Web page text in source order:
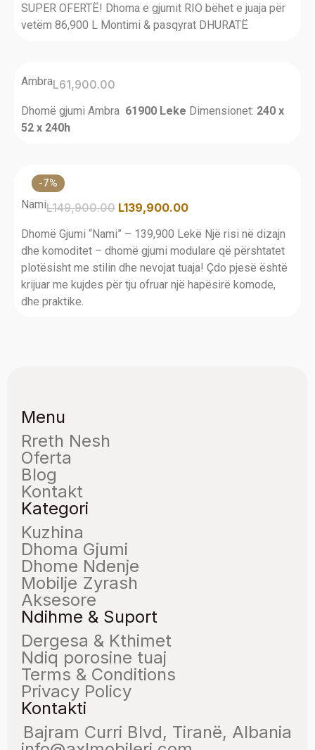
SUPER OFERTË! Dhoma e gjumit RIO bëhet e juaja për
vetëm 86,900 L Montimi & pasqyrat DHURATË
AmbraL61,900.00
Dhomë gjumi Ambra 61900 Leke Dimensionet: 240 x
52 x 240h
-7%
NamiL149,900.00 L139,900.00
Dhomë Gjumi “Nami” – 139,900 Lekë Një risi në dizajn
dhe komoditet – dhomë gjumi modulare që përshtatet
plotësisht me stilin dhe nevojat tuaja! Çdo pjesë është
krijuar me kujdes për tju ofruar një hapësirë komode,
dhe praktike.
Menu
Rreth Nesh
Oferta
Blog
Kontakt
Kategori
Kuzhina
Dhoma Gjumi
Dhome Ndenje
Mobilje Zyrash
Aksesore
Ndihme & Suport
Dergesa & Kthimet
Ndiq porosine tuaj
Terms & Conditions
Privacy Policy
Kontakti
Bajram Curri Blvd, Tiranë, Albania